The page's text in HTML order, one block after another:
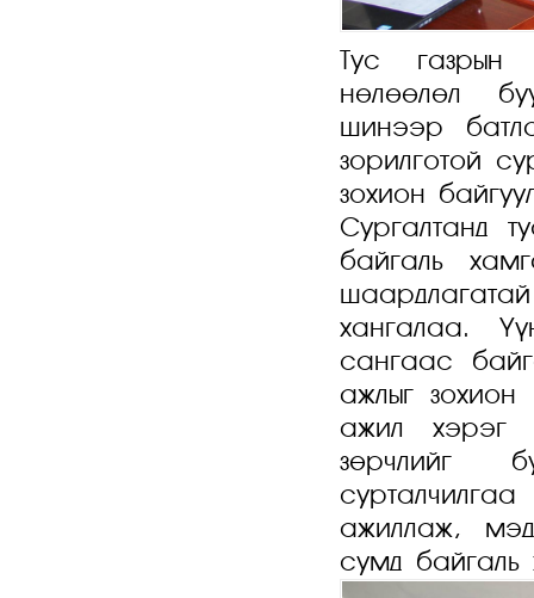
Тус газрын
нөлөөлөл
шинээр
зорилготой
зохион
Сургалтанд
байгаль
хангалаа.
сангаас
ажлыг зохион
ажил хэрэг
зөрчлийг
ажиллаж,
сумд байгаль